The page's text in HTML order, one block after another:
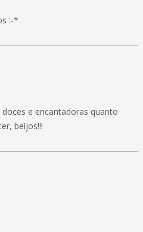
:-*
e encantadoras quanto
beijos!!!